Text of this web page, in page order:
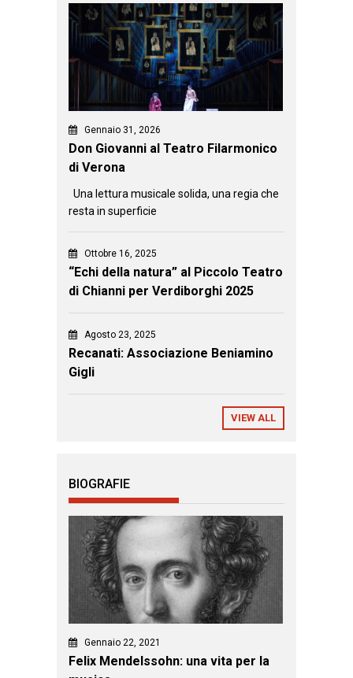
Gennaio 31, 2026
Don Giovanni al Teatro Filarmonico
di Verona
Una lettura musicale solida, una regia che
resta in superficie
Ottobre 16, 2025
“Echi della natura” al Piccolo Teatro
di Chianni per Verdiborghi 2025
Agosto 23, 2025
Recanati: Associazione Beniamino
Gigli
VIEW ALL
BIOGRAFIE
Gennaio 22, 2021
Felix Mendelssohn: una vita per la